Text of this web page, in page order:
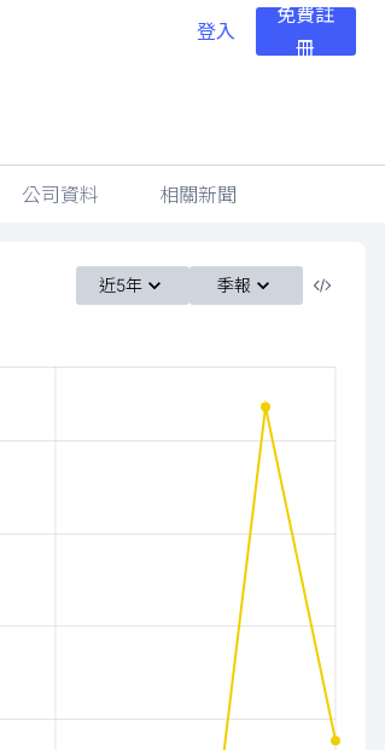
登入
免費註
冊
公司資料 相關新聞
近5年 季報